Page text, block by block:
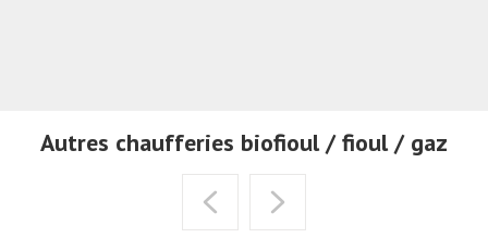
Autres chaufferies biofioul / fioul / gaz